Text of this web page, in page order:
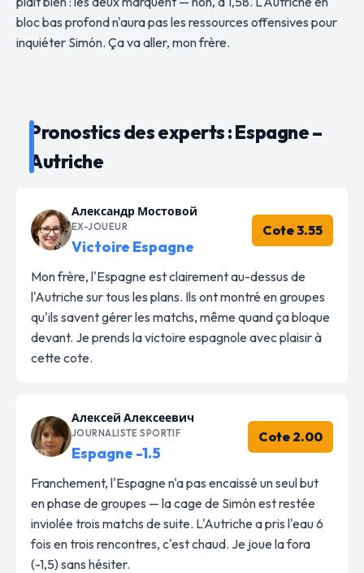
bloc bas profond n'aura pas les ressources offensives pour
inquiéter Simón. Ça va aller, mon frère.
Pronostics des experts : Espagne –
Autriche
Александр Мостовой
EX-JOUEUR
Victoire Espagne
Cote 3.55
Mon frère, l'Espagne est clairement au-dessus de
l'Autriche sur tous les plans. Ils ont montré en groupes
qu'ils savent gérer les matchs, même quand ça bloque
devant. Je prends la victoire espagnole avec plaisir à
cette cote.
Алексей Алексеевич
JOURNALISTE SPORTIF
Espagne -1.5
Cote 2.00
Franchement, l'Espagne n'a pas encaissé un seul but
en phase de groupes — la cage de Simón est restée
inviolée trois matchs de suite. L'Autriche a pris l'eau 6
fois en trois rencontres, c'est chaud. Je joue la fora
(-1,5) sans hésiter.